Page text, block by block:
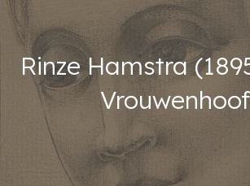
Rinze Hamstra